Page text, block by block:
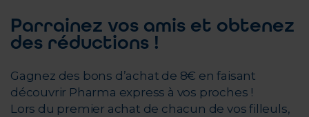
Parrainez vos amis et obtenez
des réductions !
Gagnez des bons d’achat de 8€ en faisant
découvrir Pharma express à vos proches !
Lors du premier achat de chacun de vos filleuls,